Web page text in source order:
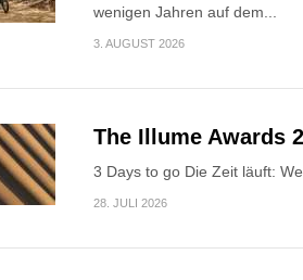
wenigen Jahren auf dem...
3. AUGUST 2026
The Illume Awards
3 Days to go Die Zeit läuft:
28. JULI 2026